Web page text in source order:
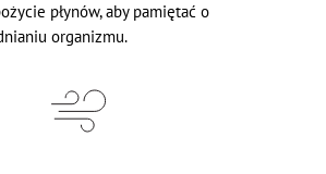
płynów, aby pamiętać o
organizmu.